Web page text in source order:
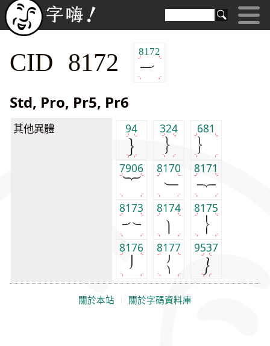
CID 8172 8172
Std, Pro, Pr5, Pr6
其他異體 94 324 681
7906 8170 8171
8173 8174 8175
8176 8177 9537
關於本站 關於字碼資料庫